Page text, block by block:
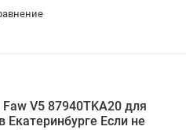
V5 87940TKA20 для
Екатеринбурге Если не